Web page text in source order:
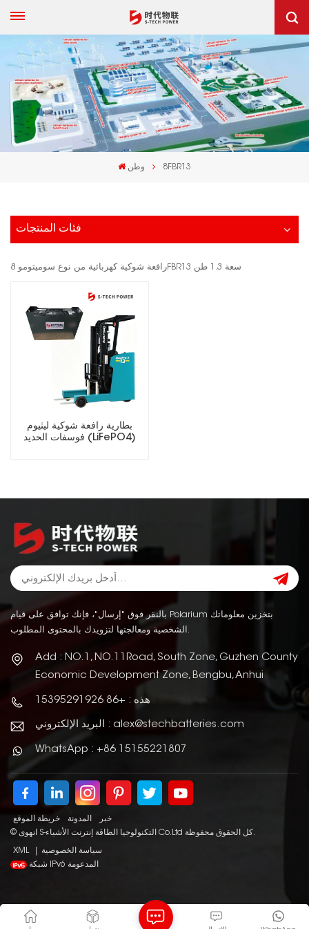
وطن 8FBR13
فئات المنتجات
رافعة شوكية كهربائية من نوع سوميتومو 8FBR13 سعة 1.3 طن
بطارية رافعة شوكية ليثيوم
فوسفات الحديد (LiFePO4)
بالنقر فوق "إرسال"، فإنك توافق على قيام Polarium بتخزين معلوماتك
الشخصية ومعالجتها لتزويدك بالمحتوى المطلوب.
Add : NO.1, NO.11Road, South Zone, Guzhen County
Economic Development Zone, Bengbu, Anhui
هذه : +86 15395291926
البريد الإلكتروني : alex@stechbatteries.com
WhatsApp : +86 15155221807
خريطة الموقع المدونة
خبر
© انهوى S-التكنولوجيا الطاقة إنترنت الأشياء Co.Ltd كل الحقوق محفوظة.
XML
سياسة الخصوصية
شبكة IPv6 المدعومة